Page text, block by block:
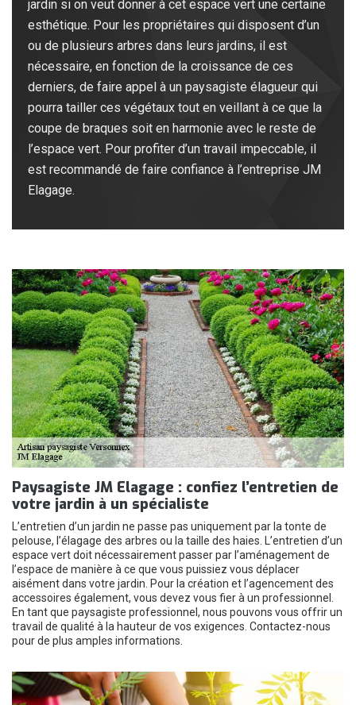
jardin si on veut donner à cet espace vert une certaine
esthétique. Pour les propriétaires qui disposent d’un
ou de plusieurs arbres dans leurs jardins, il est
nécessaire, en fonction de la croissance de ces
derniers, de faire appel à un paysagiste élagueur qui
pourra tailler ces végétaux tout en veillant à ce que la
coupe de braques soit en harmonie avec le reste de
l’espace vert. Pour profiter d’un travail impeccable, il
est recommandé de faire confiance à l’entreprise JM
Elagage.
Paysagiste JM Elagage : confiez l’entretien de
votre jardin à un spécialiste
L’entretien d’un jardin ne passe pas uniquement par la tonte de
pelouse, l’élagage des arbres ou la taille des haies. L’entretien d’un
espace vert doit nécessairement passer par l’aménagement de
l’espace de manière à ce que vous puissiez vous déplacer
aisément dans votre jardin. Pour la création et l’agencement des
accessoires également, vous devez vous fier à un professionnel.
En tant que paysagiste professionnel, nous pouvons vous offrir un
travail de qualité à la hauteur de vos exigences. Contactez-nous
pour de plus amples informations.